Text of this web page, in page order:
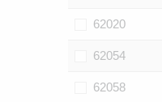
62020
62054
62058